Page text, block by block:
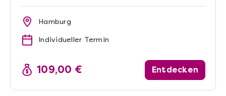
Hamburg
Individueller Termin
109,00 € Entdecken